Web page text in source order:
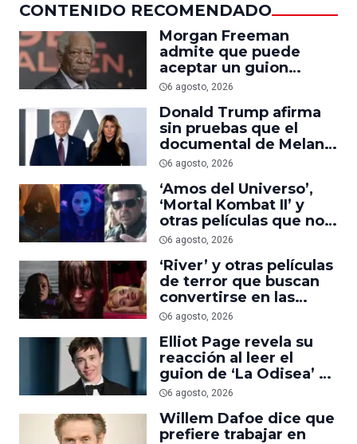
CONTENIDO RECOMENDADO
Morgan Freeman
admite que puede
aceptar un guion
mediocre si le pagan lo
6 agosto, 2026
Donald Trump afirma
sin pruebas que el
documental de Melania
es ‘la película número
6 agosto, 2026
‘Amos del Universo’,
‘Mortal Kombat II’ y
otras películas que no
dominaron la taquilla
streaming
6 agosto, 2026
‘River’ y otras películas
de terror que buscan
convertirse en las
nuevas ‘Obsession’ y
6 agosto, 2026
Elliot Page revela su
reacción al leer el
guion de ‘La Odisea’ y
elogia la forma de
Nolan
6 agosto, 2026
Willem Dafoe dice que
prefiere trabajar en